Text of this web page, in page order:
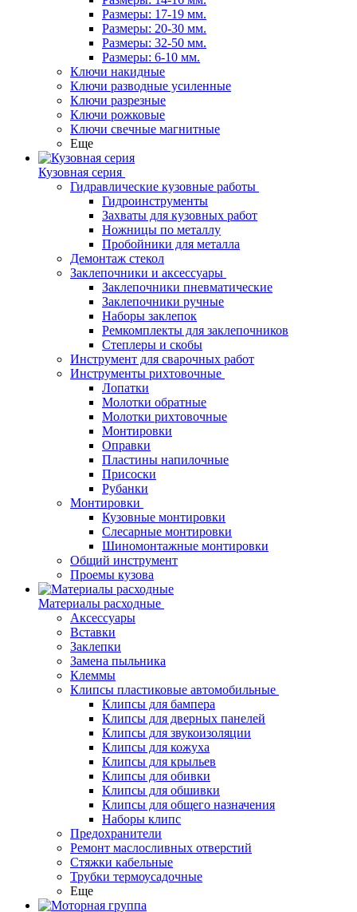
Размеры: 17-19 мм.
Размеры: 20-30 мм.
Размеры: 32-50 мм.
Размеры: 6-10 мм.
Ключи накидные
Ключи разводные усиленные
Ключи разрезные
Ключи рожковые
Ключи свечные магнитные
Еще
Кузовная серия
Гидравлические кузовные работы
Гидроинструменты
Захваты для кузовных работ
Ножницы по металлу
Пробойники для металла
Демонтаж стекол
Заклепочники и аксессуары
Заклепочники пневматические
Заклепочники ручные
Наборы заклепок
Ремкомплекты для заклепочников
Степлеры и скобы
Инструмент для сварочных работ
Инструменты рихтовочные
Лопатки
Молотки обратные
Молотки рихтовочные
Монтировки
Оправки
Пластины напилочные
Присоски
Рубанки
Монтировки
Кузовные монтировки
Слесарные монтировки
Шиномонтажные монтировки
Общий инструмент
Проемы кузова
Материалы расходные
Аксессуары
Вставки
Заклепки
Замена пыльника
Клеммы
Клипсы пластиковые автомобильные
Клипсы для бампера
Клипсы для дверных панелей
Клипсы для звукоизоляции
Клипсы для кожуха
Клипсы для крыльев
Клипсы для обивки
Клипсы для обшивки
Клипсы для общего назначения
Наборы клипс
Предохранители
Ремонт маслосливных отверстий
Стяжки кабельные
Трубки термоусадочные
Еще